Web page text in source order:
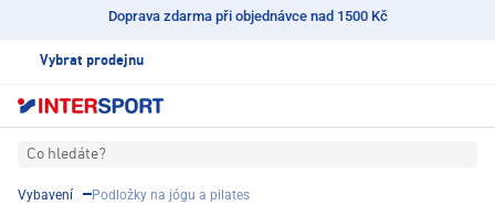
Doprava zdarma při objednávce nad 1500 Kč
Vybrat prodejnu
Co hledáte?
Vybavení Podložky na jógu a pilates